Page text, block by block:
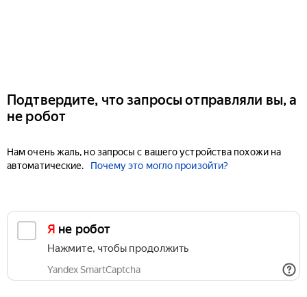
Подтвердите, что запросы отправляли вы, а
не робот
Нам очень жаль, но запросы с вашего устройства похожи на
автоматические.
Почему это могло произойти?
Я не робот
Нажмите, чтобы продолжить
Yandex SmartCaptcha